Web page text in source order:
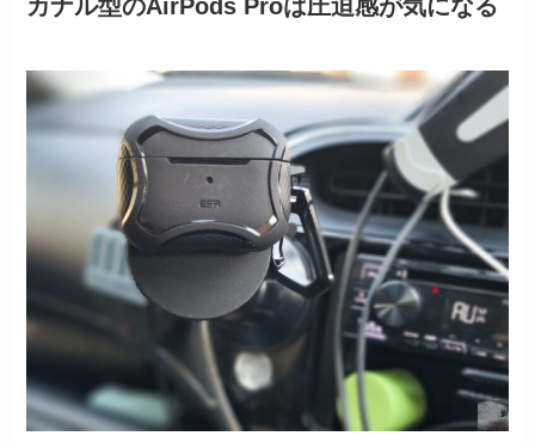
カナル型のAirPods Proは圧迫感が気になる